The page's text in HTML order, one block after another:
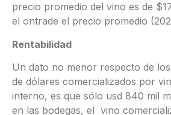
precio promedio del vino es de
el ontrade el precio promedio
Rentabilidad
Un dato no menor respecto de
de dólares comercializados por
interno, es que sólo usd 840 mil
en las bodegas, el vino